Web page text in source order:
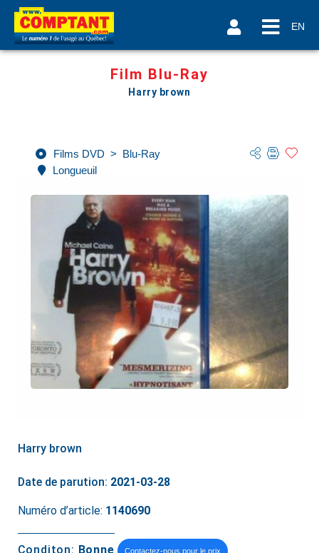
EN
Film Blu-Ray
Harry brown
Films DVD > Blu-Ray
Longueuil
Harry brown
Date de parution: 2021-03-28
Numéro d’article: 1140690
Conditon: Bonne Contactez-nous pour le prix